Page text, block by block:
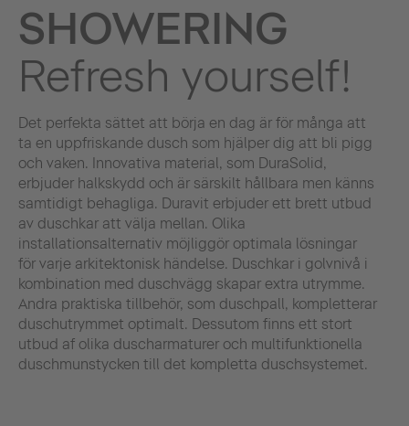
SHOWERING
Refresh yourself!
Det perfekta sättet att börja en dag är för många att
ta en uppfriskande dusch som hjälper dig att bli pigg
och vaken. Innovativa material, som DuraSolid,
erbjuder halkskydd och är särskilt hållbara men känns
samtidigt behagliga. Duravit erbjuder ett brett utbud
av duschkar att välja mellan. Olika
installationsalternativ möjliggör optimala lösningar
för varje arkitektonisk händelse. Duschkar i golvnivå i
kombination med duschvägg skapar extra utrymme.
Andra praktiska tillbehör, som duschpall, kompletterar
duschutrymmet optimalt. Dessutom finns ett stort
utbud af olika duscharmaturer och multifunktionella
duschmunstycken till det kompletta duschsystemet.